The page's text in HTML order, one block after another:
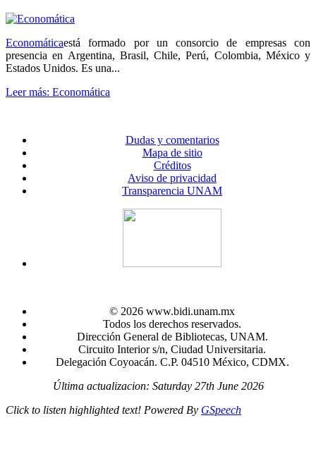
Economáticaestá formado por un consorcio de empresas con
presencia en Argentina, Brasil, Chile, Perú, Colombia, México y
Estados Unidos. Es una...
Leer más: Economática
Dudas y comentarios
Mapa de sitio
Créditos
Aviso de privacidad
Transparencia UNAM
© 2026 www.bidi.unam.mx
Todos los derechos reservados.
Dirección General de Bibliotecas, UNAM.
Circuito Interior s/n, Ciudad Universitaria.
Delegación Coyoacán. C.P. 04510 México, CDMX.
Última actualizacion: Saturday 27th June 2026
Click to listen highlighted text! Powered By GSpeech